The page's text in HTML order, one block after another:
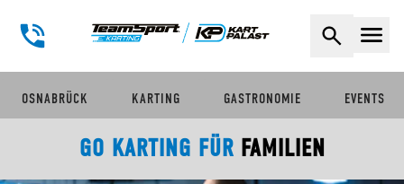
OSNABRÜCK KARTING GASTRONOMIE EVENTS
GO KARTING FÜR FAMILIEN